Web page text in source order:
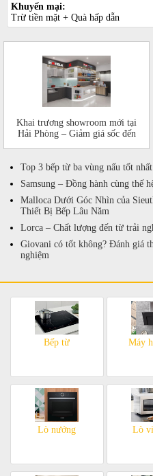
Khuyến mại:
Trừ tiền mặt + Quà hấp dẫn
Khai trương showroom mới tại
Hải Phòng – Giảm giá sốc đến
Top 3 bếp từ ba vùng nấu tốt
Samsung – Đồng hành cùng thế
Malloca Dưới Góc Nhìn của
Thiết Bị Bếp Lâu Năm
Lorca – Chất lượng đến từ trải
Giovani có tốt không? Đánh giá
nghiệm
Bếp từ Máy
Lò nướng Lò